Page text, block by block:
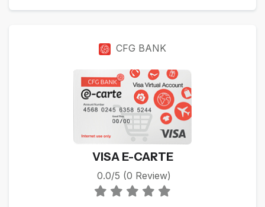
CFG BANK
VISA E-CARTE
0.0/5 (0 Review)